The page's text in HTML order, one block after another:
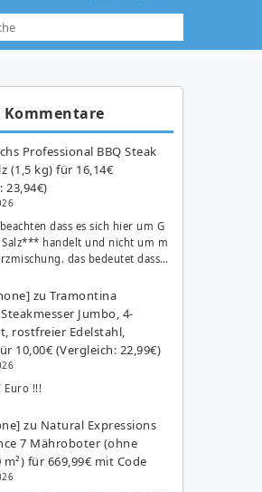
Kommentare
Professional BBQ Steak
(1,5 kg) für 16,14€
23,94€)
dass es sich hier um G
handelt und nicht um m
das bedeutet dass…
zuTramontina
Jumbo, 4-
rostfreier Edelstahl,
10,00€ (Vergleich: 22,99€)
Euro !!!
zu Natural Expressions
7 Mähroboter (ohne
m²) für 669,99€ mit Code